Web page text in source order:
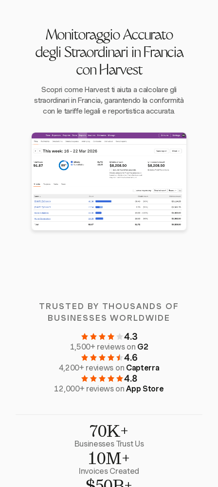
Monitoraggio Accurato
degli Straordinari in Francia
con Harvest
Scopri come Harvest ti aiuta a calcolare gli
straordinari in Francia, garantendo la conformità
con le tariffe legali e reportistica accurata.
TRUSTED BY THOUSANDS OF
BUSINESSES WORLDWIDE
4.3
1,500+ reviews on G2
4.6
4,200+ reviews on Capterra
4.8
12,000+ reviews onApp Store
70K+
Businesses Trust Us
10M+
Invoices Created